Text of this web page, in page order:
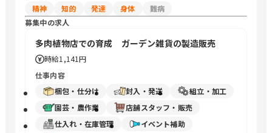
精神
知的 発達 身体
難病
募集中の求人
多肉植物店での育成 ガーデン雑貨の製造販売
時給1,141円
仕事内容
梱包・仕分け
封入・発送
組立・加工
園芸・農作業
店舗スタッフ・販売
仕入れ・在庫管理
イベント補助